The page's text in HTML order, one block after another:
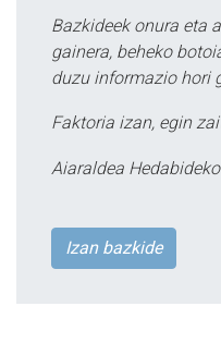
Bazkideek onura eta
gainera, beheko
duzu informazio hori
Faktoria izan, egin
Aiaraldea
Izan bazkide